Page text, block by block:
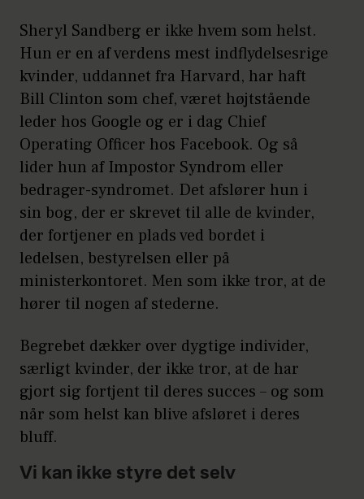
Sheryl Sandberg er ikke hvem som helst.
Hun er en af verdens mest indflydelsesrige
kvinder, uddannet fra Harvard, har haft
Bill Clinton som chef, været højtstående
leder hos Google og er i dag Chief
Operating Officer hos Facebook. Og så
lider hun af Impostor Syndrom eller
bedrager-syndromet. Det afslører hun i
sin bog, der er skrevet til alle de kvinder,
der fortjener en plads ved bordet i
ledelsen, bestyrelsen eller på
ministerkontoret. Men som ikke tror, at de
hører til nogen af stederne.
Begrebet dækker over dygtige individer,
særligt kvinder, der ikke tror, at de har
gjort sig fortjent til deres succes – og som
når som helst kan blive afsløret i deres
bluff.
Vi kan ikke styre det selv